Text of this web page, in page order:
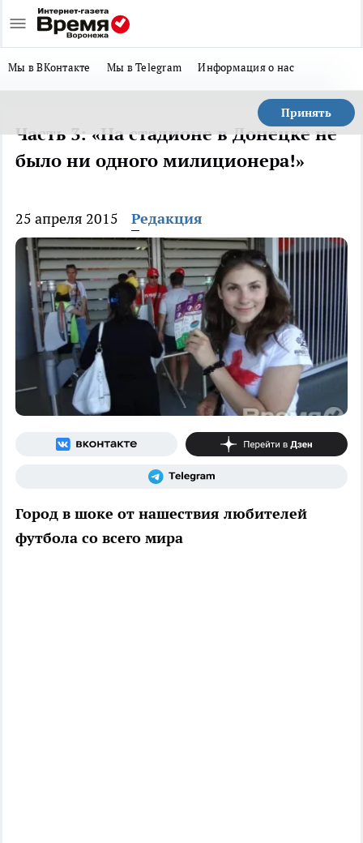
Мы в ВКонтакте Мы в Telegram Информация о нас
Принять
Часть 3: «На стадионе в Донецке не
было ни одного милиционера!»
25 апреля 2015 Редакция
Город в шоке от нашествия любителей
футбола со всего мира